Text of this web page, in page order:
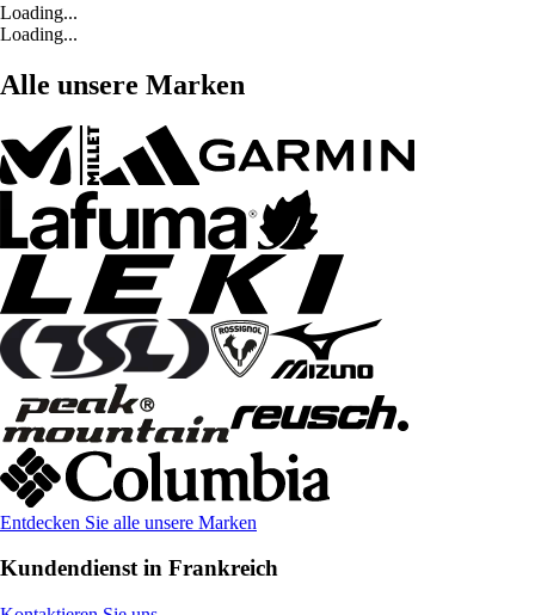
Loading...
Loading...
Alle unsere Marken
Entdecken Sie alle unsere Marken
Kundendienst in Frankreich